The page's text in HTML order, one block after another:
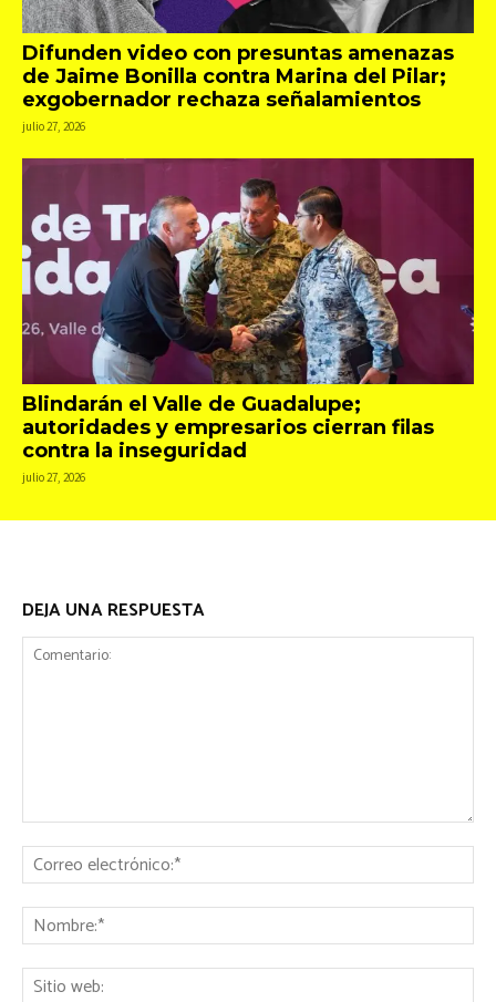
Difunden video con presuntas amenazas
de Jaime Bonilla contra Marina del Pilar;
exgobernador rechaza señalamientos
julio 27, 2026
Blindarán el Valle de Guadalupe;
autoridades y empresarios cierran filas
contra la inseguridad
julio 27, 2026
DEJA UNA RESPUESTA